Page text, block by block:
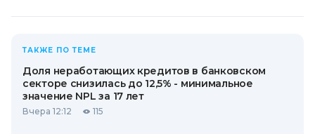
ТАКЖЕ ПО ТЕМЕ
Доля неработающих кредитов в банковском
секторе снизилась до 12,5% - минимальное
значение NPL за 17 лет
Вчера 12:12 115